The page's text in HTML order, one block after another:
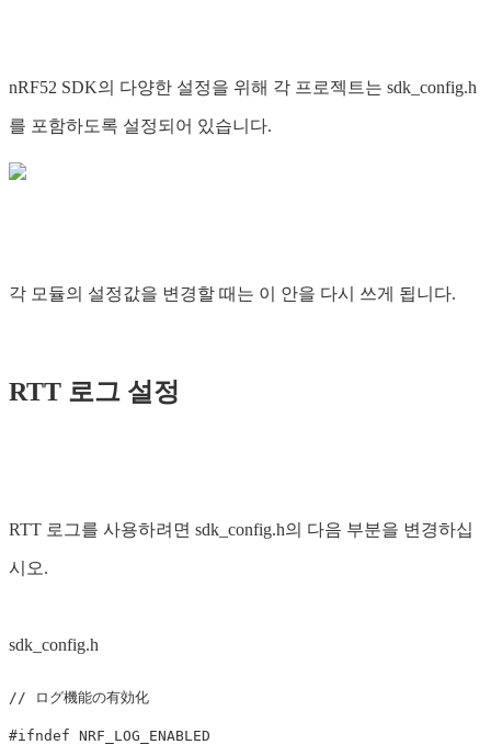
nRF52 SDK의 다양한 설정을 위해 각 프로젝트는 sdk_config.h
를 포함하도록 설정되어 있습니다.
각 모듈의 설정값을 변경할 때는 이 안을 다시 쓰게 됩니다.
RTT 로그 설정
RTT 로그를 사용하려면 sdk_config.h의 다음 부분을 변경하십
시오.
sdk_config.h
// ログ機能の有効化
#ifndef NRF_LOG_ENABLED